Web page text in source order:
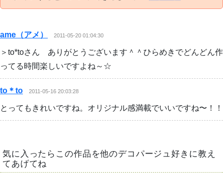
ame（アメ） 2011-05-20 01:04:30
＞to*toさん ありがとうございます＾＾ひらめきでどんどん作
ってる時間楽しいですよね～☆
to＊to 2011-05-16 20:03:28
とってもきれいですね。オリジナル感満載でいいですね〜！！
気に入ったらこの作品を他のデコパージュ好きに教え
てあげてね